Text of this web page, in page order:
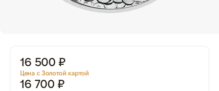
16 500 ₽
Цена с Золотой картой
16 700 ₽